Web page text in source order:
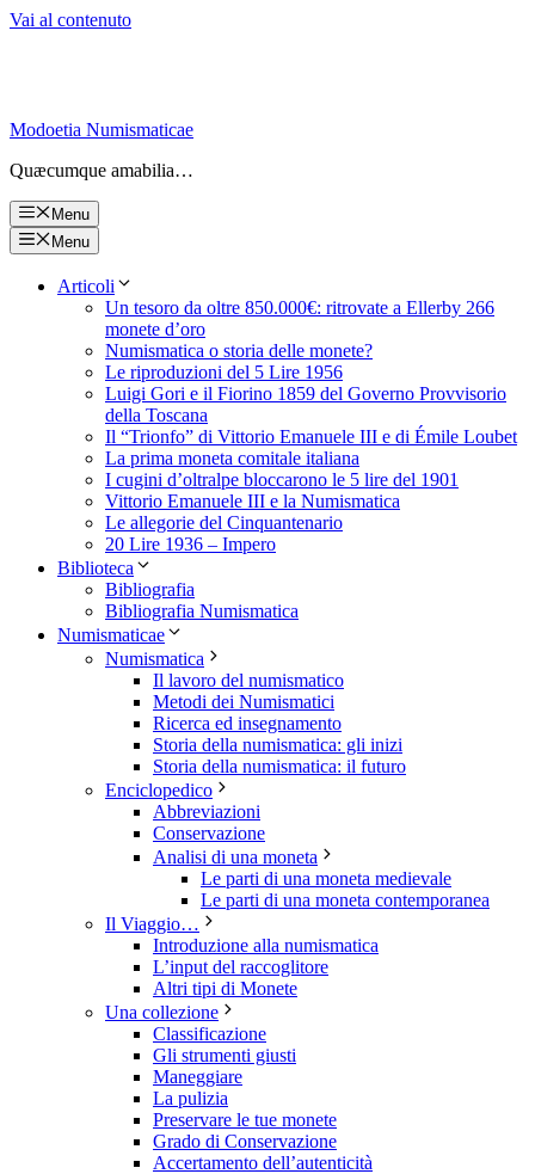
Vai al contenuto
Modoetia Numismaticae
Quæcumque amabilia…
Menu
Menu
Articoli
Un tesoro da oltre 850.000€: ritrovate a Ellerby 266
monete d’oro
Numismatica o storia delle monete?
Le riproduzioni del 5 Lire 1956
Luigi Gori e il Fiorino 1859 del Governo Provvisorio
della Toscana
Il “Trionfo” di Vittorio Emanuele III e di Émile Loubet
La prima moneta comitale italiana
I cugini d’oltralpe bloccarono le 5 lire del 1901
Vittorio Emanuele III e la Numismatica
Le allegorie del Cinquantenario
20 Lire 1936 – Impero
Biblioteca
Bibliografia
Bibliografia Numismatica
Numismaticae
Numismatica
Il lavoro del numismatico
Metodi dei Numismatici
Ricerca ed insegnamento
Storia della numismatica: gli inizi
Storia della numismatica: il futuro
Enciclopedico
Abbreviazioni
Conservazione
Analisi di una moneta
Le parti di una moneta medievale
Le parti di una moneta contemporanea
Il Viaggio…
Introduzione alla numismatica
L’input del raccoglitore
Altri tipi di Monete
Una collezione
Classificazione
Gli strumenti giusti
Maneggiare
La pulizia
Preservare le tue monete
Grado di Conservazione
Accertamento dell’autenticità